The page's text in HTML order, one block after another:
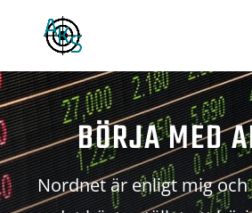
BÖRJA MED
Nordnet är enligt mig